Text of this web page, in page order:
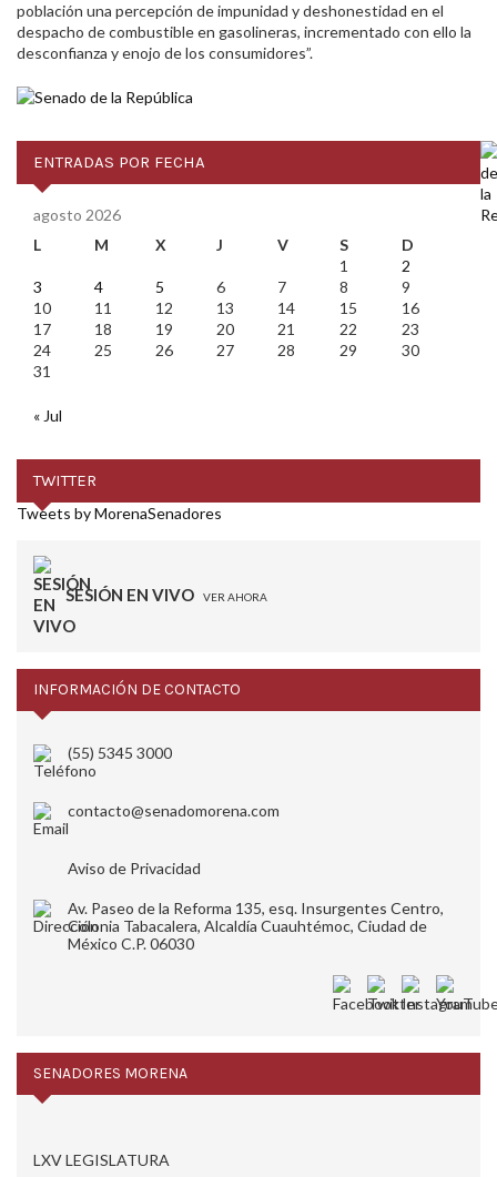
población una percepción de impunidad y deshonestidad en el
despacho de combustible en gasolineras, incrementado con ello la
desconfianza y enojo de los consumidores”.
ENTRADAS POR FECHA
agosto 2026
L
M X J V S
D
1
2
3
4 5 6 7 8
9
10
11 12 13 14 15
16
17
18 19 20 21 22
23
24
25 26 27 28 29
30
31
« Jul
TWITTER
Tweets by MorenaSenadores
SESIÓN EN VIVO VER AHORA
INFORMACIÓN DE CONTACTO
(55) 5345 3000
contacto@senadomorena.com
Aviso de Privacidad
Av. Paseo de la Reforma 135, esq. Insurgentes Centro,
Colonia Tabacalera, Alcaldía Cuauhtémoc, Ciudad de
México C.P. 06030
SENADORES MORENA
LXV LEGISLATURA